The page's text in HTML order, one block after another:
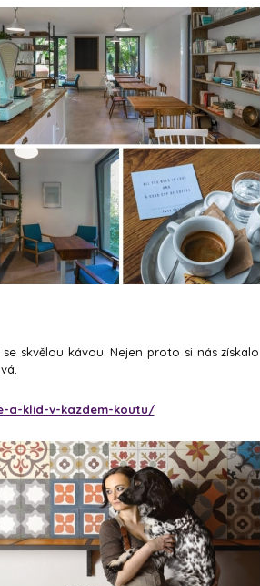
skvělou kávou. Nejen proto si nás získalo
a-klid-v-kazdem-koutu/